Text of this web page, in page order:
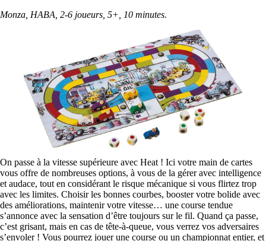
Monza, HABA, 2-6 joueurs, 5+, 10 minutes.
On passe à la vitesse supérieure avec Heat ! Ici votre main de cartes
vous offre de nombreuses options, à vous de la gérer avec intelligence
et audace, tout en considérant le risque mécanique si vous flirtez trop
avec les limites. Choisir les bonnes courbes, booster votre bolide avec
des améliorations, maintenir votre vitesse… une course tendue
s’annonce avec la sensation d’être toujours sur le fil. Quand ça passe,
c’est grisant, mais en cas de tête-à-queue, vous verrez vos adversaires
s’envoler ! Vous pourrez jouer une course ou un championnat entier, et